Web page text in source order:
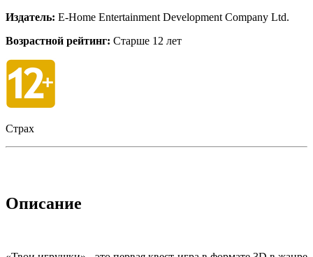
Издатель: E-Home Entertainment Development Company Ltd.
Возрастной рейтинг: Старше 12 лет
Страх
Описание